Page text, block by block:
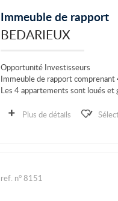
Immeuble de rapport
BEDARIEUX
Opportunité Investisseurs
Immeuble de rapport
Les 4 appartements sont loués et
Plus de détails
ref. n° 8151